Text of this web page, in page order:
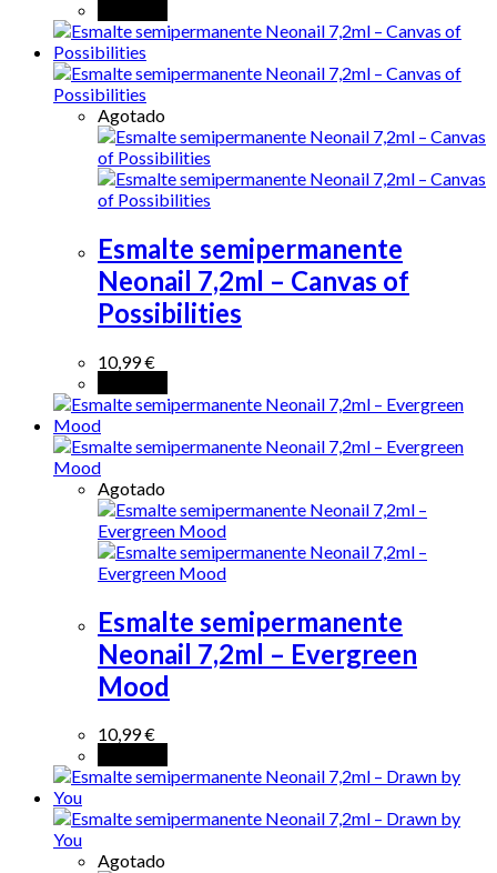
Agotado
Esmalte semipermanente
Neonail 7,2ml – Canvas of
Possibilities
10,99€
Agotado
Esmalte semipermanente
Neonail 7,2ml – Evergreen
Mood
10,99€
Agotado